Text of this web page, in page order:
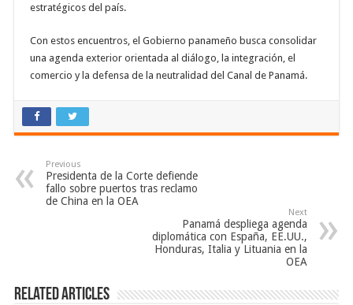
estratégicos del país.
Con estos encuentros, el Gobierno panameño busca consolidar
una agenda exterior orientada al diálogo, la integración, el
comercio y la defensa de la neutralidad del Canal de Panamá.
Previous
Presidenta de la Corte defiende
fallo sobre puertos tras reclamo
de China en la OEA
Next
Panamá despliega agenda
diplomática con España, EE.UU.,
Honduras, Italia y Lituania en la
OEA
Related Articles